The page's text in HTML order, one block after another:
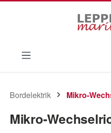
Bordelektrik Mikro-
Mikro-